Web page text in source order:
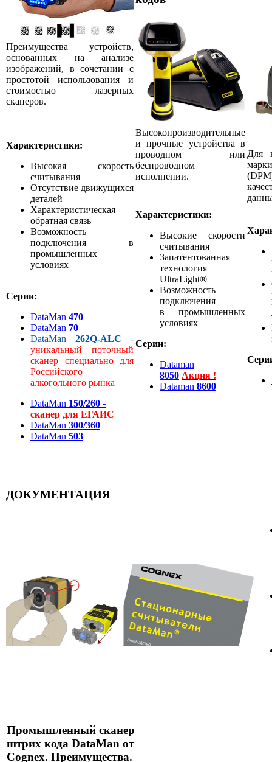
Преимущества устройств,
основанных на анализе
изображений, в сочетании с
простотой использования и
стоимостью лазерных
сканеров.
Характеристики:
Высокая скорость
считывания
Отсутствие движущихся
деталей
Характеристическая
обратная связь
Возможность
подключения в
промышленных
условиях
Серии:
DataMan 470
DataMan 70
DataMan 262Q-ALC
-
уникальный поточный
сканер специально для
Российского
алкогольного рынка
DataMan 150/260 -
cканер для ЕГАИС
DataMan 300/360
DataMan 503
Высокопроизводительные
и прочные устройства в
проводном или
беспроводном
исполнении.
Характеристики:
Высокие скорости
считывания
Запатентованная
технология
UltraLight®
Возможность
подключения
в промышленных
условиях
Серии:
Dataman
8050 Акция !
Dataman 8600
Для
ДОКУМЕНТАЦИЯ
Промышленный сканер
штрих кода DataMan от
Cognex. Преимущества.